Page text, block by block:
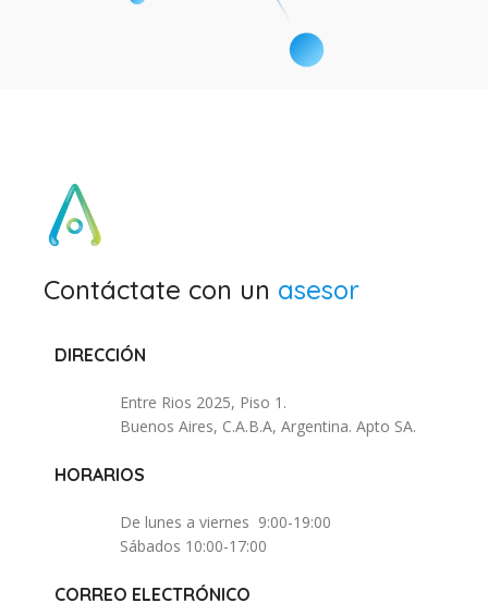
Contáctate con un asesor
DIRECCIÓN
Entre Rios 2025, Piso 1.
Buenos Aires, C.A.B.A, Argentina. Apto SA.
HORARIOS
De lunes a viernes 9:00-19:00
Sábados 10:00-17:00
CORREO ELECTRÓNICO